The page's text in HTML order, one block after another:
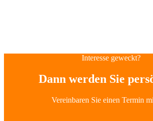
Interesse geweckt?
Dann werden Sie
Vereinbaren Sie einen Termin